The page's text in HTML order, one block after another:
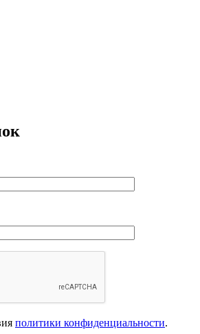
политики конфиденциальности.